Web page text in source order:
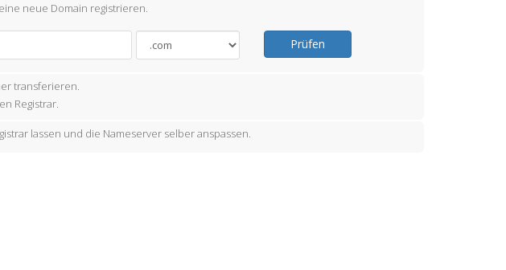
neue Domain registrieren.
Prüfen
transferieren.
Registrar.
lassen und die Nameserver selber anspassen.